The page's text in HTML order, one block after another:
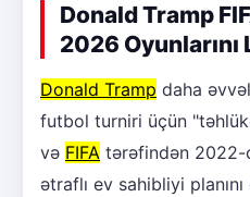
Donald Tramp
2026
Donald Tramp daha
futbol turniri üçün
və FIFA tərəfindən
ətraflı ev sahibliyi